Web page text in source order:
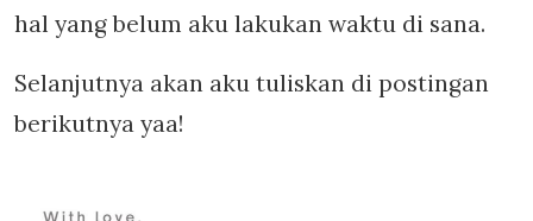
hal yang belum aku lakukan waktu di sana.
Selanjutnya akan aku tuliskan di postingan
berikutnya yaa!